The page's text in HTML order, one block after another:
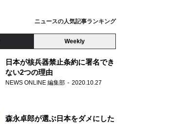
ニュースの人気記事ランキング
Weekly
日本が核兵器禁止条約に署名でき
ない2つの理由
NEWS ONLINE 編集部 2020.10.27
森永卓郎が選ぶ日本をダメにした